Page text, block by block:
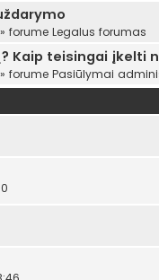
» forume Legalus forumas
Kaip teisingai įkelti
» forume Pasiūlymai